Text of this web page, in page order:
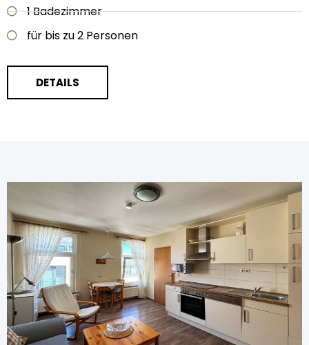
1 Badezimmer
für bis zu 2 Personen
DETAILS